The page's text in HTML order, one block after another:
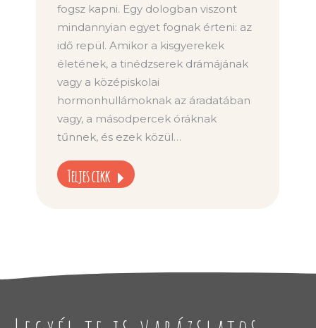
fogsz kapni. Egy dologban viszont
mindannyian egyet fognak érteni: az
idő repül. Amikor a kisgyerekek
életének, a tinédzserek drámájának
vagy a középiskolai
hormonhullámoknak az áradatában
vagy, a másodpercek óráknak
tűnnek, és ezek közül…
Teljes cikk